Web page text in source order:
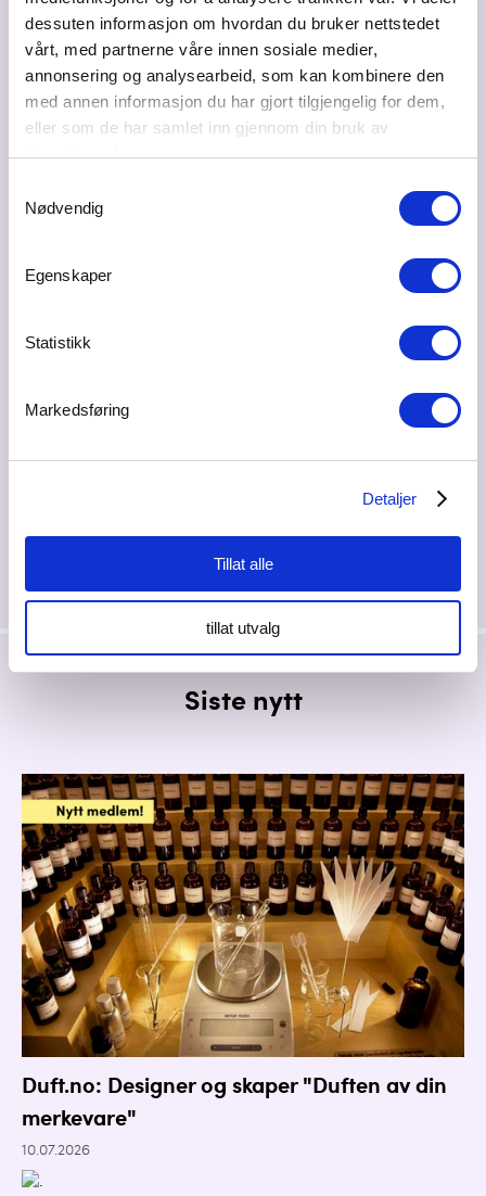
dessuten informasjon om hvordan du bruker nettstedet
vårt, med partnerne våre innen sosiale medier,
annonsering og analysearbeid, som kan kombinere den
med annen informasjon du har gjort tilgjengelig for dem,
eller som de har samlet inn gjennom din bruk av
tjenestene deres.
Nødvendig
Egenskaper
Statistikk
Markedsføring
Detaljer
Tillat alle
tillat utvalg
Siste nytt
Duft.no: Designer og skaper "Duften av din
merkevare"
10.07.2026